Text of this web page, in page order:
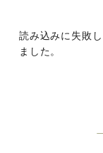
読み込みに失敗し
ました。